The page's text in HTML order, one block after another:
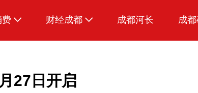
费 财经成都 成都河长 成
27日开启